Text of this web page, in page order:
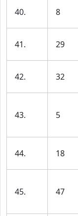
40. 8
41. 29
42. 32
43. 5
44. 18
45. 47